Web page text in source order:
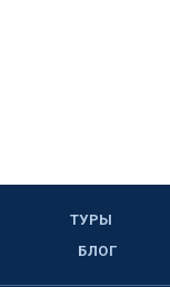
ТУРЫ
БЛОГ